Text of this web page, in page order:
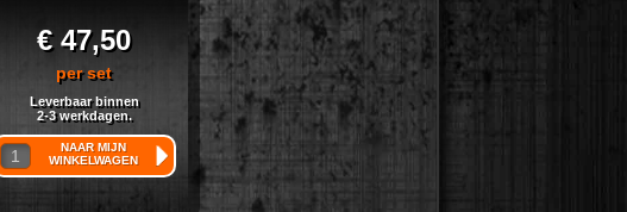
€ 47,50
per set
Leverbaar binnen
2-3 werkdagen.
NAAR MIJN
WINKELWAGEN